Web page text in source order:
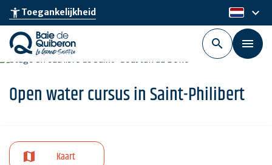
Skip
main
content
accessibility_newToegankelijkheid nl
keyboard_arrow_down
Open water cursus in Saint-Philibert
Kaart